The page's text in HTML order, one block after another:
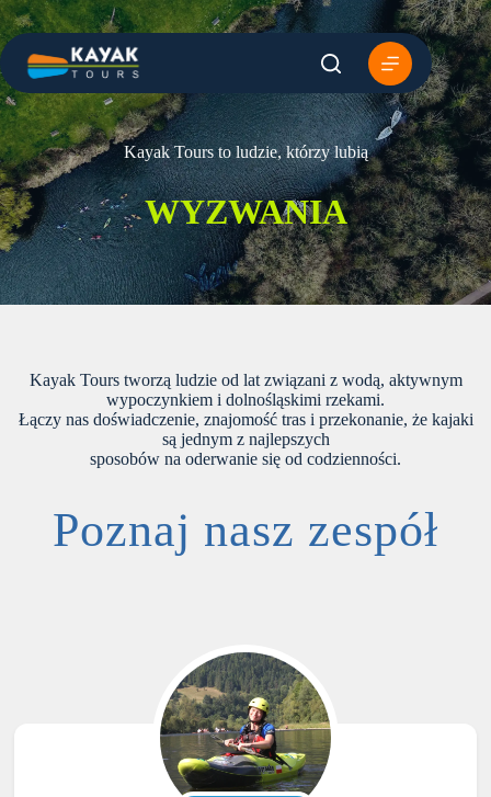
Przejdź
do
treści
Kayak Tours to ludzie, którzy lubią
WYZWANIA
Kayak Tours tworzą ludzie od lat związani z wodą, aktywnym
wypoczynkiem i dolnośląskimi rzekami.
Łączy nas doświadczenie, znajomość tras i przekonanie, że kajaki
są jednym z najlepszych
sposobów na oderwanie się od codzienności.
Poznaj nasz zespół